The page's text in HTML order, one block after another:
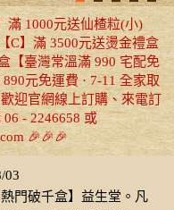
1000元送仙楂粒(小)
C】滿 3500元送燙金禮盒
【臺灣常溫滿 990 宅配免
元免運費 · 7-11 全家取
迎官網線上訂購、來電訂
- 2246658 或
🎉🎉🎉
03
熱門破千盒】益生堂。凡